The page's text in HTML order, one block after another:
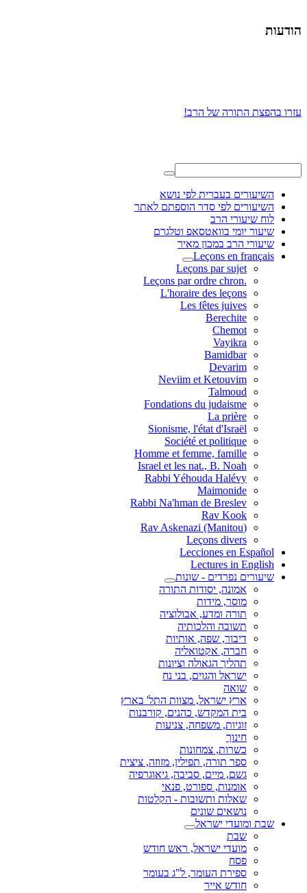
הודעות
עזרו בהפצת התורה של הרב!
השיעורים בעברית לפי נושא
השיעורים לפי סדר הוספתם לאתר
לוח שיעורי הרב
שיעור יומי בוואטסאפ וטלגרם
שיעורי הרב במכון מאיר
Leçons en français
Leçons par sujet
.Leçons par ordre chron
L'horaire des leçons
Les fêtes juives
Berechite
Chemot
Vayikra
Bamidbar
Devarim
Neviim et Ketouvim
Talmoud
Fondations du judaisme
La prière
Sionisme, l'état d'Israël
Société et politique
Homme et femme, famille
Israel et les nat., B. Noah
Rabbi Yéhouda Halévy
Maimonide
Rabbi Na'hman de Breslev
Rav Kook
(Rav Askenazi (Manitou
Leçons divers
Lecciones en Español
Lectures in English
שיעורים נפרדים - שונות
אמונה, יסודות התורה
מוסר, מידות
תורה ומדע, אבולוציה
תשובה והלכותיה
דיבור, שפה, אותיות
חברה, אקטואליה
תהליך הגאולה וציונות
ישראל והגוים, בני נח
שואה
ארץ ישראל, מצוות התל' בארץ
בית המקדש, כהנים, קורבנות
זוגיות, משפחה, צניעות
חינוך
כשרות, צמחונות
ספר תורה, תפילין, מזוזה, ציצית
גשם, מיים, סביבה, גיאוגרפיה
אומנות, ספורט, פנאי
שאלות ותשובות - הקלטות
נושאים שונים
שבת ומועדי ישראל
שבת
מועדי ישראל, ראש חודש
פסח
ספירת העומר, ל"ג בעומר
חודש אייר